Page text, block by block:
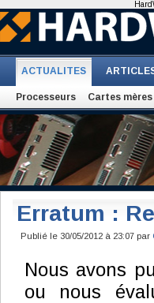
ACTUALITES
Processeurs Cartes mères
Erratum :
Publié le 30/05/2012 à 23:07 par
Nous avons
ou nous